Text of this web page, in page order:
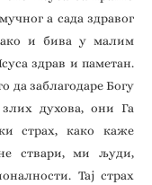
а сада здравог
и бива у малим
здрав и паметан.
да заблагодаре Богу
духова, они Га
страх, како каже
ствари, ми људи,
Тај страх